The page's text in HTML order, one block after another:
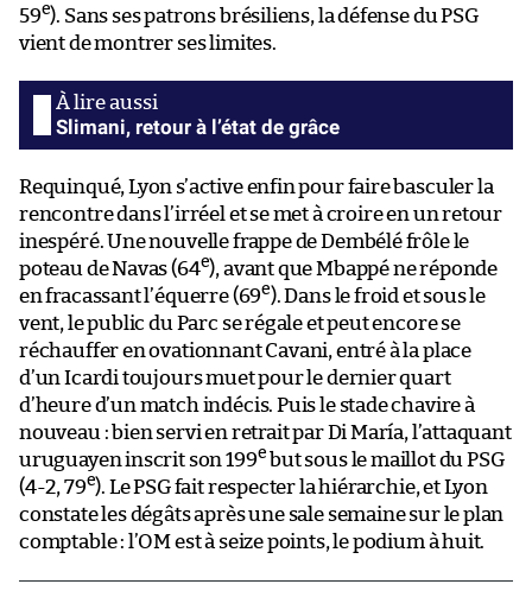
59e). Sans ses patrons brésiliens, la défense du PSG
vient de montrer ses limites.
Slimani, retour à l’état de grâce
Requinqué, Lyon s’active enfin pour faire basculer la
rencontre dans l’irréel et se met à croire en un retour
inespéré. Une nouvelle frappe de Dembélé frôle le
poteau de Navas (64e), avant que Mbappé ne réponde
en fracassant l’équerre (69e). Dans le froid et sous le
vent, le public du Parc se régale et peut encore se
réchauffer en ovationnant Cavani, entré à la place
d’un Icardi toujours muet pour le dernier quart
d’heure d’un match indécis. Puis le stade chavire à
nouveau : bien servi en retrait par Di María, l’attaquant
uruguayen inscrit son 199e but sous le maillot du PSG
(4-2, 79e). Le PSG fait respecter la hiérarchie, et Lyon
constate les dégâts après une sale semaine sur le plan
comptable : l’OM est à seize points, le podium à huit.